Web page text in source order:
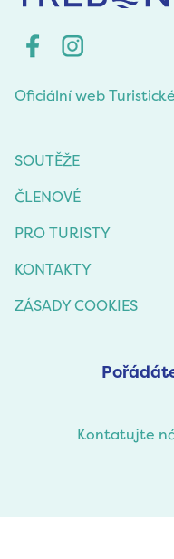
Oficiální web
SOUTĚŽE
ČLENOVÉ
PRO TURISTY
KONTAKTY
ZÁSADY COOKIES
Kontatujte